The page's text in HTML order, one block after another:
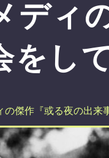
ディ
し
傑作『或る夜の出来